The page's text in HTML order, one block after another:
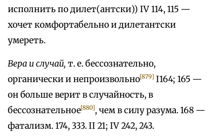
исполнить по дилет(антски)) IV 114, 115 —
хочет комфортабельно и дилетантски
умереть.
Вера и случай, т. е. бессознательно,
органически и непроизвольно[879] I164; 165 —
он больше верит в случайность, в
бессознательное[880], чем в силу разума. 168 —
фатализм. 174, 333. II 21; IV 242, 243.